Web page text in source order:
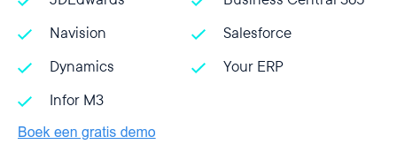
Navision
Dynamics
Infor M3
Salesforce
Your ERP